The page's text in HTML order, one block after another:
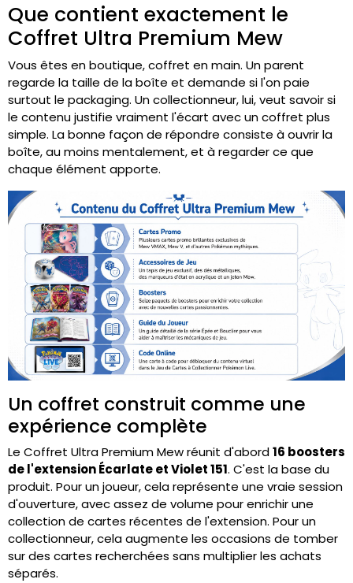
Que contient exactement le
Coffret Ultra Premium Mew
Vous êtes en boutique, coffret en main. Un parent
regarde la taille de la boîte et demande si l'on paie
surtout le packaging. Un collectionneur, lui, veut savoir si
le contenu justifie vraiment l'écart avec un coffret plus
simple. La bonne façon de répondre consiste à ouvrir la
boîte, au moins mentalement, et à regarder ce que
chaque élément apporte.
Un coffret construit comme une
expérience complète
Le Coffret Ultra Premium Mew réunit d'abord16 boosters
de l'extension Écarlate et Violet 151. C'est la base du
produit. Pour un joueur, cela représente une vraie session
d'ouverture, avec assez de volume pour enrichir une
collection de cartes récentes de l'extension. Pour un
collectionneur, cela augmente les occasions de tomber
sur des cartes recherchées sans multiplier les achats
séparés.